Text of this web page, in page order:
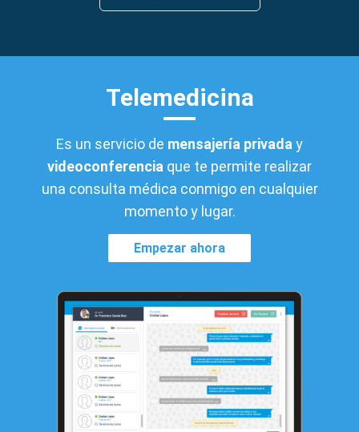
Telemedicina
Es un servicio de mensajería privaday
videoconferencia que te permite realizar
una consulta médica conmigo en cualquier
momento y lugar.
Empezar ahora